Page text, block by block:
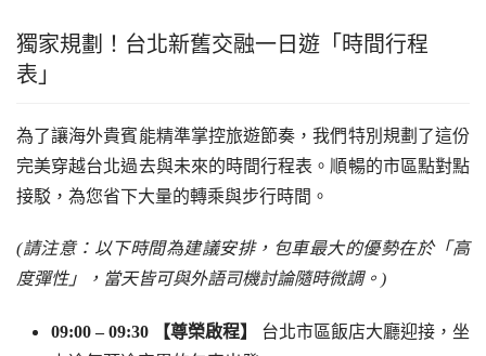
獨家規劃！台北新舊交融一日遊「時間行程
表」
為了讓海外貴賓能精準掌控旅遊節奏，我們特別規劃了這份
完美穿越台北過去與未來的時間行程表。順暢的市區點對點
接駁，為您省下大量的轉乘與步行時間。
(請注意：以下時間為建議安排，包車最大的優勢在於「高
度彈性」，當天皆可與外語司機討論隨時微調。)
09:00 – 09:30 【尊榮啟程】
台北市區飯店大廳迎接，坐